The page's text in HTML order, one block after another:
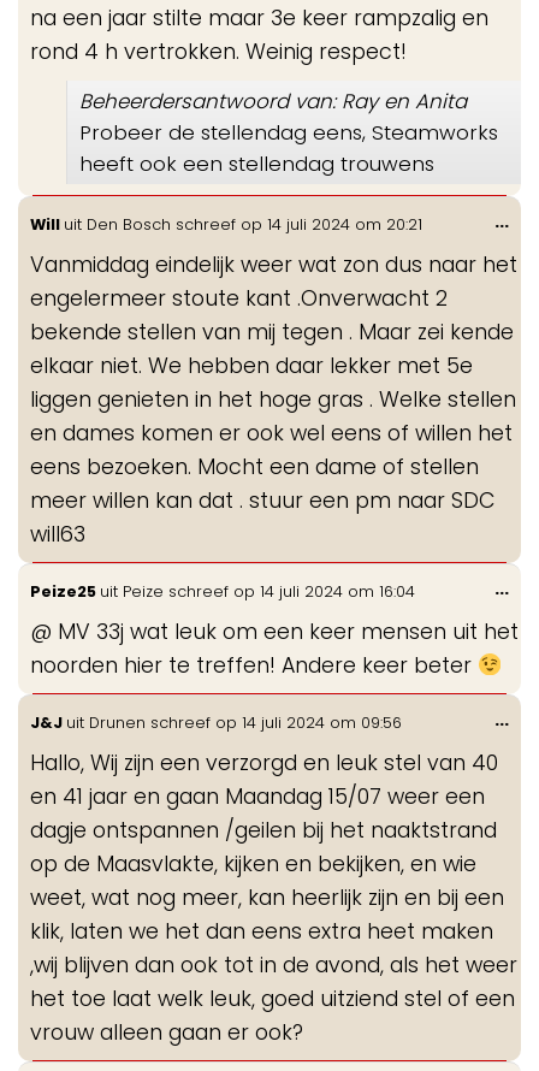
na een jaar stilte maar 3e keer rampzalig en
rond 4 h vertrokken. Weinig respect!
Beheerdersantwoord van: Ray en Anita
Probeer de stellendag eens, Steamworks
heeft ook een stellendag trouwens
Will uit Den Bosch schreef op 14 juli 2024 om 20:21
Vanmiddag eindelijk weer wat zon dus naar het
engelermeer stoute kant .Onverwacht 2
bekende stellen van mij tegen . Maar zei kende
elkaar niet. We hebben daar lekker met 5e
liggen genieten in het hoge gras . Welke stellen
en dames komen er ook wel eens of willen het
eens bezoeken. Mocht een dame of stellen
meer willen kan dat . stuur een pm naar SDC
will63
...
Peize25 uit Peize schreef op 14 juli 2024 om 16:04
@ MV 33j wat leuk om een keer mensen uit het
noorden hier te treffen! Andere keer beter
...
J&J uit Drunen schreef op 14 juli 2024 om 09:56
Hallo, Wij zijn een verzorgd en leuk stel van 40
en 41 jaar en gaan Maandag 15/07 weer een
dagje ontspannen /geilen bij het naaktstrand
op de Maasvlakte, kijken en bekijken, en wie
weet, wat nog meer, kan heerlijk zijn en bij een
klik, laten we het dan eens extra heet maken
,wij blijven dan ook tot in de avond, als het weer
het toe laat welk leuk, goed uitziend stel of een
vrouw alleen gaan er ook?
...